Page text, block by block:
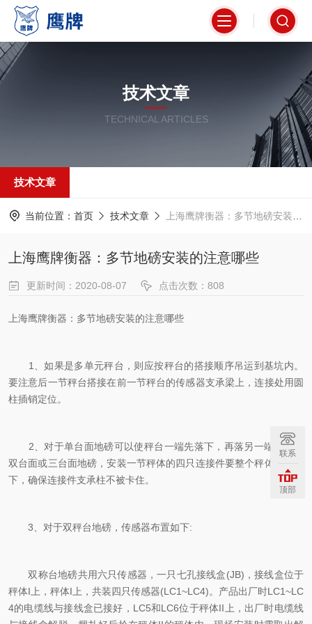
技术文章
TECHNICAL ARTICLES
技术文章
当前位置： 首页 技术文章 上海鹰牌衡器：多节地磅安装的注意哪些
上海鹰牌衡器：多节地磅安装的注意哪些
更新时间：2020-08-07 点击次数：808
上海鹰牌衡器：多节地磅安装的注意哪些
1、如果是多单元秤台，则应按秤台的搭接顺序吊运到基坑内。
要注意后一节秤台搭接在前一节秤台的传感器支承梁上，连接处用圆
柱插销定位。
2、对于单台面地磅可以使秤台一端先落下，再落另一端。对于
双台面或三台面地磅，安装一节秤体的四只连接件要整个秤体平稳落
下，确保连接件支承柱不被卡住。
3、对于双秤台地磅，传感器布置如下:
双称台地磅共用六只传感器，一只七孔接线盒(JB)，接线盒位于
秤体I上，秤体I上，共装四只传感器(LC1~LC4)。产品出厂时LC1~LC
4的电缆线与接线盒已接好，LC5和LC6位于秤体II上，出厂时电缆线
联系
顶部